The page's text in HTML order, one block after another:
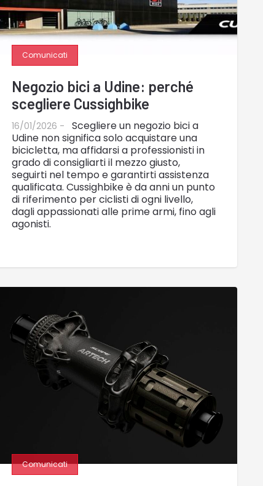
Comunicati
Negozio bici a Udine: perché
scegliere Cussighbike
16/01/2026 -
Scegliere un negozio bici a
Udine non significa solo acquistare una
bicicletta, ma affidarsi a professionisti in
grado di consigliarti il mezzo giusto,
seguirti nel tempo e garantirti assistenza
qualificata. Cussighbike è da anni un punto
di riferimento per ciclisti di ogni livello,
dagli appassionati alle prime armi, fino agli
agonisti.
Comunicati